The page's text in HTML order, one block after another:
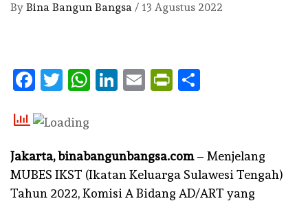
By Bina Bangun Bangsa / 13 Agustus 2022
Facebook
Twitter
WhatsApp
LinkedIn
EmailPrintFriendly
Jakarta, binabangunbangsa.com– Menjelang
MUBES IKST (Ikatan Keluarga Sulawesi Tengah)
Tahun 2022, Komisi A Bidang AD/ART yang